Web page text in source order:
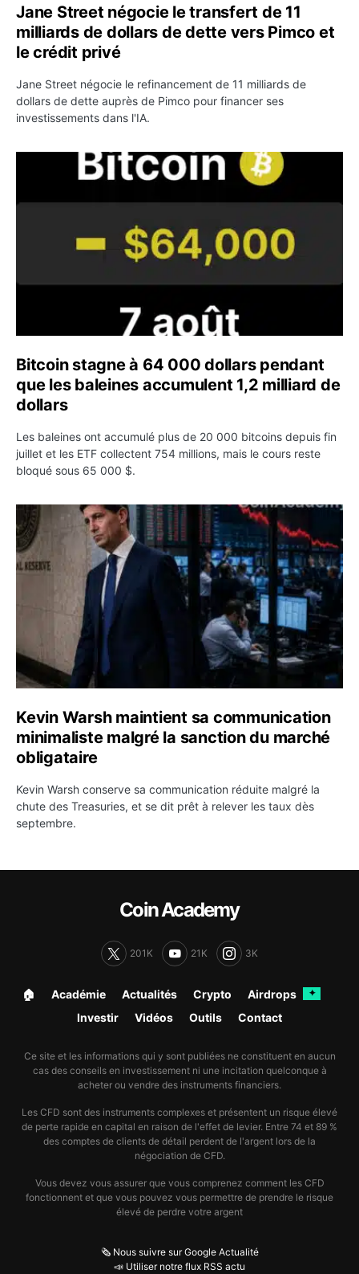
Jane Street négocie le transfert de 11
milliards de dollars de dette vers Pimco et
le crédit privé
Jane Street négocie le refinancement de 11 milliards de
dollars de dette auprès de Pimco pour financer ses
investissements dans l'IA.
Bitcoin stagne à 64 000 dollars pendant que les
Bitcoin stagne à 64 000 dollars pendant
que les baleines accumulent 1,2 milliard de
dollars
Les baleines ont accumulé plus de 20 000 bitcoins depuis fin
juillet et les ETF collectent 754 millions, mais le cours reste
bloqué sous 65 000 $.
Kevin Warsh maintient sa communication minimaliste
Kevin Warsh maintient sa communication
minimaliste malgré la sanction du marché
obligataire
Kevin Warsh conserve sa communication réduite malgré la
chute des Treasuries, et se dit prêt à relever les taux dès
septembre.
Coin Academy
201K 21K 3K
🏠︎ Académie Actualités Crypto Airdrops ✦
Investir Vidéos Outils Contact
Ce site et les informations qui y sont publiées ne constituent en aucun
cas des conseils en investissement ni une incitation quelconque à
acheter ou vendre des instruments financiers.
Les CFD sont des instruments complexes et présentent un risque élevé
de perte rapide en capital en raison de l'effet de levier. Entre 74 et 89 %
des comptes de clients de détail perdent de l'argent lors de la
négociation de CFD.
Vous devez vous assurer que vous comprenez comment les CFD
fonctionnent et que vous pouvez vous permettre de prendre le risque
élevé de perdre votre argent
🗞️ Nous suivre sur Google Actualité
📣 Utiliser notre flux RSS actu